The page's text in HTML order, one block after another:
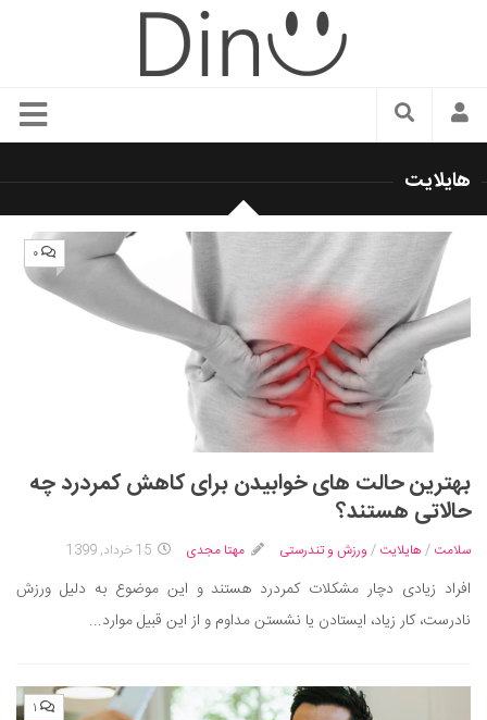
سبک زندگی
زیبایی و آرایش
شیک پوشی
دکوراسیون و چیدمان
غذا
رستوران گردی
آشپزی
سفر و گردشگری
ایران گردی
موفقیت و مهارت‌های فردی
تغذیه سالم
هایلایت
۰
بهترین حالت های خوابیدن برای کاهش کمردرد چه
حالاتی هستند؟
سلامت / هایلایت / ورزش و تندرستی مهتا مجدی 15 خرداد, 1399
افراد زیادی دچار مشکلات کمردرد هستند و این موضوع به دلیل ورزش
نادرست، کار زیاد، ایستادن یا نشستن مداوم و از این قبیل موارد...
۱